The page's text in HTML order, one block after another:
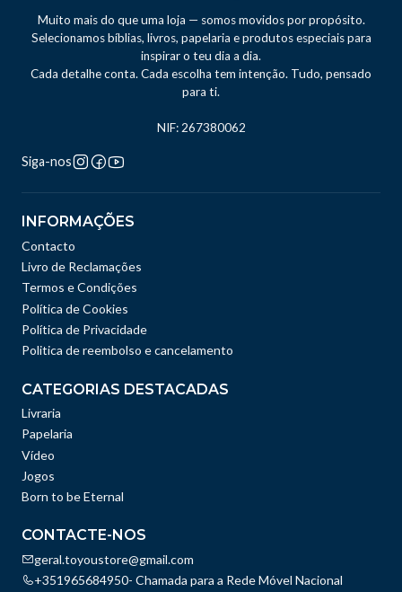
Muito mais do que uma loja — somos movidos por propósito.
Selecionamos bíblias, livros, papelaria e produtos especiais para
inspirar o teu dia a dia.
Cada detalhe conta. Cada escolha tem intenção. Tudo, pensado
para ti.
NIF: 267380062
Siga-nos
INFORMAÇÕES
Contacto
Livro de Reclamações
Termos e Condições
Política de Cookies
Política de Privacidade
Politica de reembolso e cancelamento
CATEGORIAS DESTACADAS
Livraria
Papelaria
Vídeo
Jogos
Born to be Eternal
CONTACTE-NOS
geral.toyoustore@gmail.com
+351965684950- Chamada para a Rede Móvel Nacional